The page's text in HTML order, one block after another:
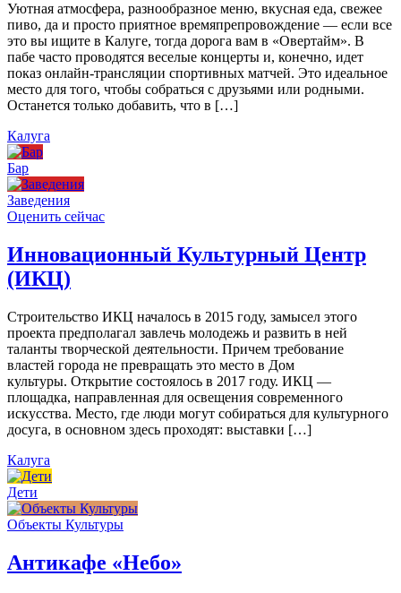
Уютная атмосфера, разнообразное меню, вкусная еда, свежее
пиво, да и просто приятное времяпрепровождение — если все
это вы ищите в Калуге, тогда дорога вам в «Овертайм». В
пабе часто проводятся веселые концерты и, конечно, идет
показ онлайн-трансляции спортивных матчей. Это идеальное
место для того, чтобы собраться с друзьями или родными.
Останется только добавить, что в […]
Калуга
Бар
Заведения
Оценить сейчас
Инновационный Культурный Центр
(ИКЦ)
Строительство ИКЦ началось в 2015 году, замысел этого
проекта предполагал завлечь молодежь и развить в ней
таланты творческой деятельности. Причем требование
властей города не превращать это место в Дом
культуры. Открытие состоялось в 2017 году. ИКЦ —
площадка, направленная для освещения современного
искусства. Место, где люди могут собираться для культурного
досуга, в основном здесь проходят: выставки […]
Калуга
Дети
Объекты Культуры
Антикафе «Небо»